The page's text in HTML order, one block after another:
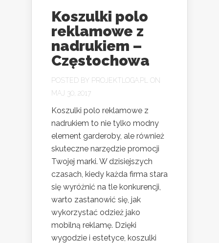
Koszulki polo
reklamowe z
nadrukiem –
Częstochowa
POSTED BY PROJEKTLOGA.PL
ON
MAJ 30, 2017
Koszulki polo reklamowe z
nadrukiem to nie tylko modny
element garderoby, ale również
skuteczne narzędzie promocji
Twojej marki. W dzisiejszych
czasach, kiedy każda firma stara
się wyróżnić na tle konkurencji,
warto zastanowić się, jak
wykorzystać odzież jako
mobilną reklamę. Dzięki
wygodzie i estetyce, koszulki